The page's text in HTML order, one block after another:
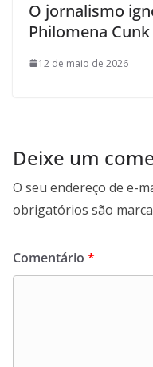
O jornalismo
Philomena Cunk
12 de maio de 2026
Deixe um
O seu endereço de e-
obrigatórios são
Comentário *